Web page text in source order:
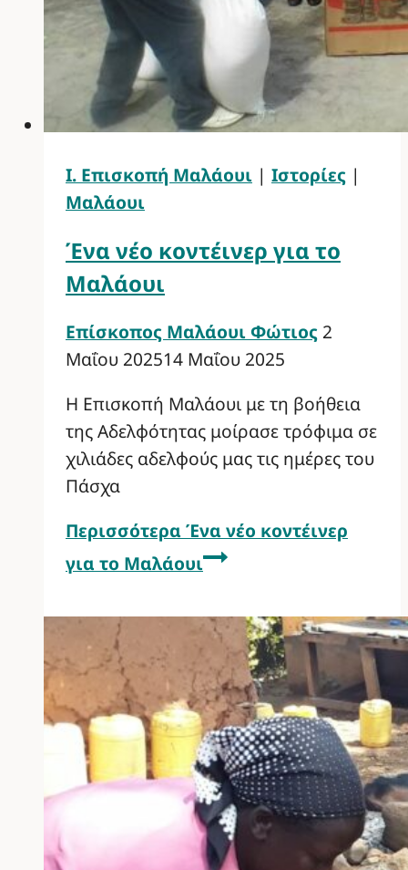
Ι. Επισκοπή Μαλάουι | Ιστορίες |
Μαλάουι
Ένα νέο κοντέινερ για το
Μαλάουι
Επίσκοπος Μαλάουι Φώτιος 2
Μαΐου 202514 Μαΐου 2025
Η Επισκοπή Μαλάουι με τη βοήθεια
της Αδελφότητας μοίρασε τρόφιμα σε
χιλιάδες αδελφούς μας τις ημέρες του
Πάσχα
Περισσότερα Ένα νέο κοντέινερ
για το Μαλάουι